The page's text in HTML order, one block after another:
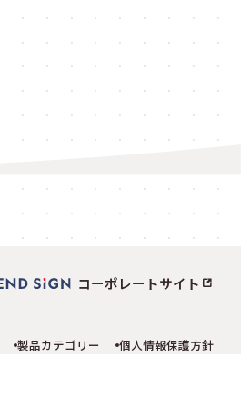
コーポレートサイト
製品カテゴリー 個人情報保護方針